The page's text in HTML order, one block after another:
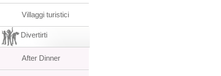
Villaggi turistici
Divertirti
After Dinner